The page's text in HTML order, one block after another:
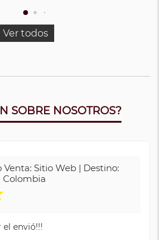
Ver todos
SOBRE NOSOTROS?
Venta: Sitio Web | Destino:
Colombia
el envió!!!